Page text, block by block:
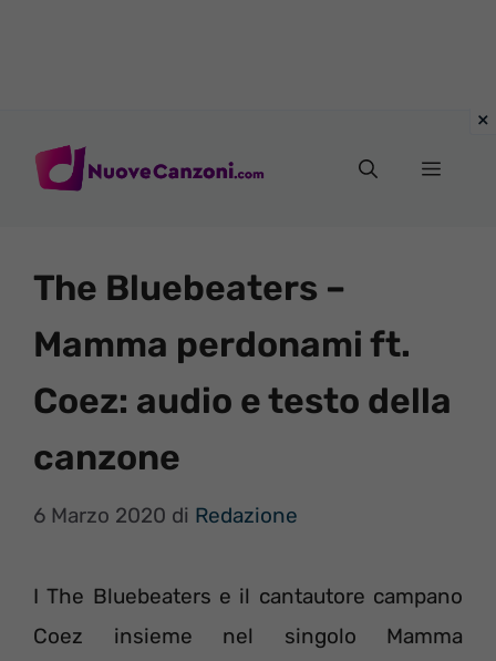
Menu
The Bluebeaters –
Mamma perdonami ft.
Coez: audio e testo della
canzone
6 Marzo 2020 di Redazione
I The Bluebeaters e il cantautore campano
Coez insieme nel singolo Mamma